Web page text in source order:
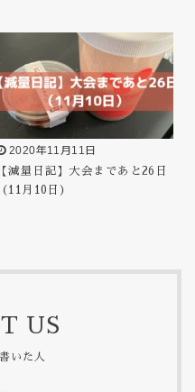
2020年11月11日
【減量日記】大会まであと26日
（11月10日）
US